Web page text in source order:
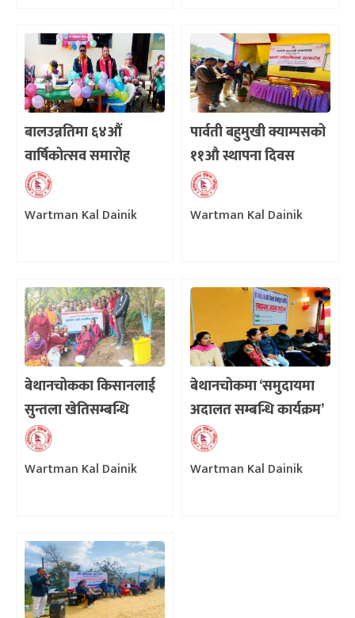
बालउन्नतिमा ६४औं
वार्षिकोत्सव समारोह
Wartman Kal Dainik
पार्वती बहुमुखी क्याम्पसको
११औ स्थापना दिवस
Wartman Kal Dainik
बेथानचोकका किसानलाई
सुन्तला खेतिसम्बन्धि
तालिम
Wartman Kal Dainik
बेथानचोकमा ‘समुदायमा
अदालत सम्बन्धि कार्यक्रम’
Wartman Kal Dainik